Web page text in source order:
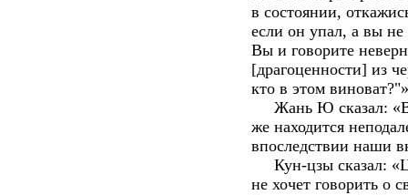
в состоянии,
если он упал, а вы
Вы и говорите
[драгоценности] из
кто в этом виноват?"»
Жань Ю сказал: «В
же находится
впоследствии наши
Кун-цзы сказал:
не хочет говорить о